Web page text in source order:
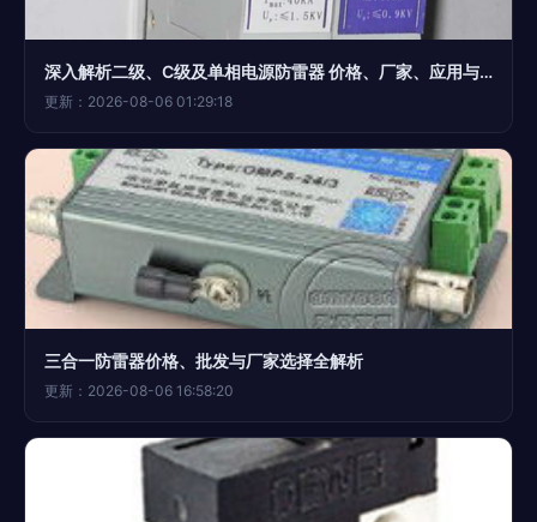
深入解析二级、C级及单相电源防雷器 价格、厂家、应用与优选指南——深圳市德尔雷电气
更新：2026-08-06 01:29:18
三合一防雷器价格、批发与厂家选择全解析
更新：2026-08-06 16:58:20